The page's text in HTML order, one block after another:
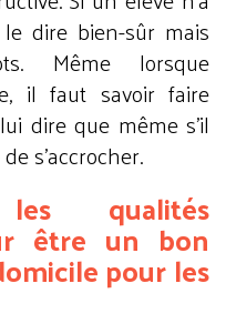
dire bien-sûr mais
Même lorsque
il faut savoir faire
dire que même s’il
s’accrocher.
qualités
être un bon
pour les